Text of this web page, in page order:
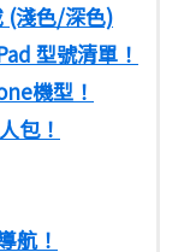
(淺色/深色)
型號清單！
機型！
包！
航！